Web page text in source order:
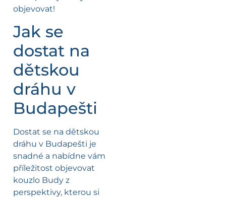
objevovat!
Jak se
dostat na
dětskou
dráhu v
Budapešti
Dostat se na dětskou
dráhu v Budapešti je
snadné a nabídne vám
příležitost objevovat
kouzlo Budy z
perspektivy, kterou si